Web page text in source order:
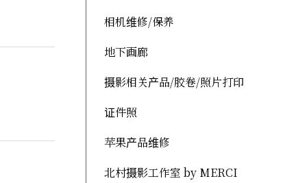
相机维修/保养
地下画廊
摄影相关产品/胶卷/照片打印
证件照
苹果产品维修
北村摄影工作室 by MERCI